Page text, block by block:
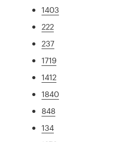
1403
222
237
1719
1412
1840
848
134